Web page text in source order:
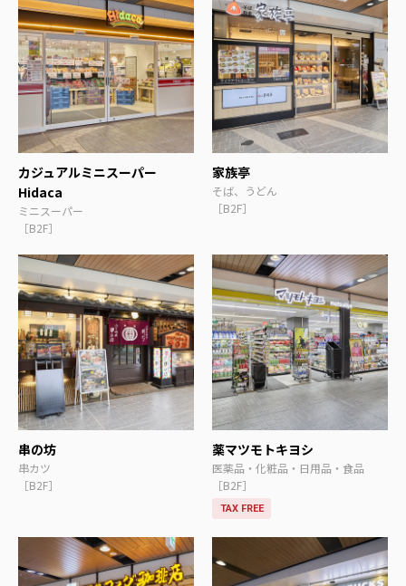
カジュアルミニスーパー
Hidaca
ミニスーパー
［B2F］
家族亭
そば、うどん
［B2F］
串の坊
串カツ
［B2F］
薬マツモトキヨシ
医薬品・化粧品・日用品・食品
［B2F］
TAX FREE